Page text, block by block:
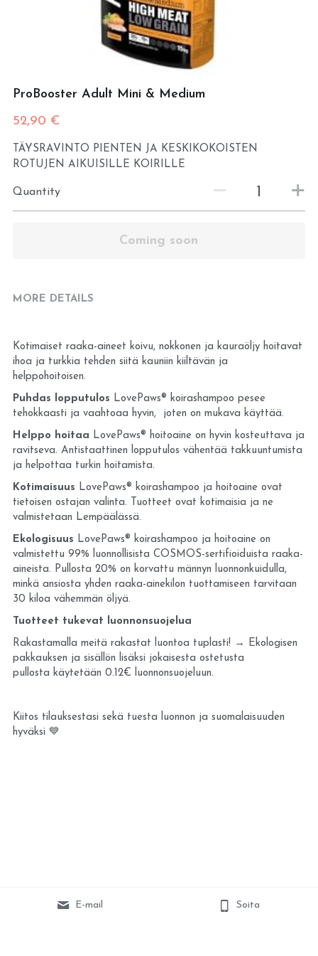
Oka
Ansa
Yasu
Bojutsu
Submit
ProBooster Adult Mini & Medium
52,90 €
TÄYSRAVINTO PIENTEN JA KESKIKOKOISTEN
ROTUJEN AIKUISILLE KOIRILLE
Quantity
Coming soon
MORE DETAILS
Kotimaiset raaka-aineet koivu, nokkonen ja kauraöljy hoitavat
ihoa ja turkkia tehden siitä kauniin kiiltävän ja
helppohoitoisen.
Puhdas lopputulos LovePaws® koirashampoo pesee
tehokkaasti ja vaahtoaa hyvin,  joten on mukava käyttää.
Helppo hoitaa LovePaws® hoitoaine on hyvin kosteuttava ja
ravitseva. Antistaattinen lopputulos vähentää takkuuntumista
ja helpottaa turkin hoitamista.
Kotimaisuus LovePaws® koirashampoo ja hoitoaine ovat
tietoisen ostajan valinta. Tuotteet ovat kotimaisia ja ne
valmistetaan Lempäälässä.
Ekologisuus LovePaws® koirashampoo ja hoitoaine on
valmistettu 99% luonnollisista COSMOS-sertifioiduista raaka-
aineista. Pullosta 20% on korvattu männyn luonnonkuidulla,
minkä ansiosta yhden raaka-ainekilon tuottamiseen tarvitaan
30 kiloa vähemmän öljyä.
Tuotteet tukevat luonnonsuojelua
Rakastamalla meitä rakastat luontoa tuplasti! → Ekologisen
pakkauksen ja sisällön lisäksi jokaisesta ostetusta
pullosta käytetään 0.12€ luonnonsuojeluun.
Kiitos tilauksestasi sekä tuesta luonnon ja suomalaisuuden
hyväksi 💙
E-mail Soita